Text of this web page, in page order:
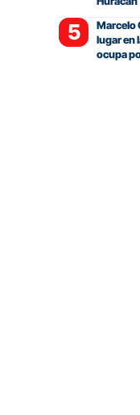
Marcelo
lugar en
ocupa